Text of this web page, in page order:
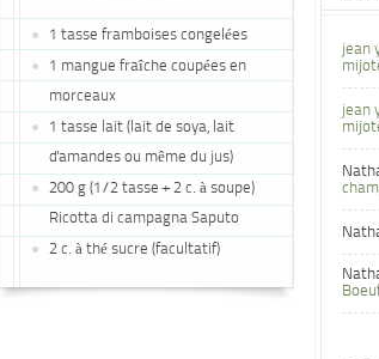
1 tasse framboises congelées
1 mangue fraîche coupées en
morceaux
1 tasse lait (lait de soya, lait
d'amandes ou même du jus)
200 g (1/2 tasse + 2 c. à soupe)
Ricotta di campagna Saputo
2 c. à thé sucre (facultatif)
jean
jean